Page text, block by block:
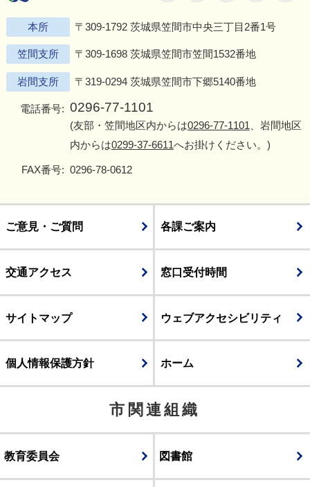
本所 〒309-1792 茨城県笠間市中央三丁目2番1号
笠間支所 〒309-1698 茨城県笠間市笠間1532番地
岩間支所 〒319-0294 茨城県笠間市下郷5140番地
電話番号: 0296-77-1101
(友部・笠間地区内からは0296-77-1101 、岩間地区
内からは0299-37-6611へお掛けください。)
FAX番号: 0296-78-0612
ご意見・ご質問 各課ご案内
交通アクセス 窓口受付時間
サイトマップ ウェブアクセシビリティ
個人情報保護方針 ホーム
市関連組織
教育委員会 図書館